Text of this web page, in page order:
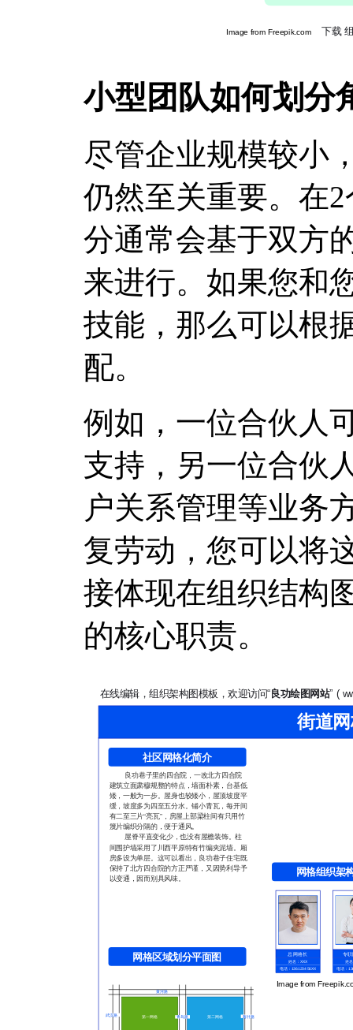
小型团队如何划分
尽管企业规模较小
仍然至关重要。在
分通常会基于双方
来进行。如果您和
技能，那么可以根
配。
例如，一位合伙人
支持，另一位合伙
户关系管理等业务
复劳动，您可以将
接体现在组织结构
的核心职责。